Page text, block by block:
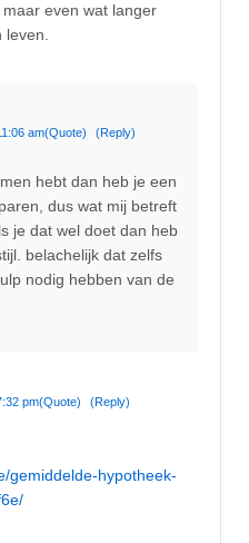
even wat langer
leven.
am(Quote) (Reply)
hebt dan heb je een
dus wat mij betreft
je dat wel doet dan heb
belachelijk dat zelfs
nodig hebben van de
pm(Quote) (Reply)
gemiddelde-hypotheek-